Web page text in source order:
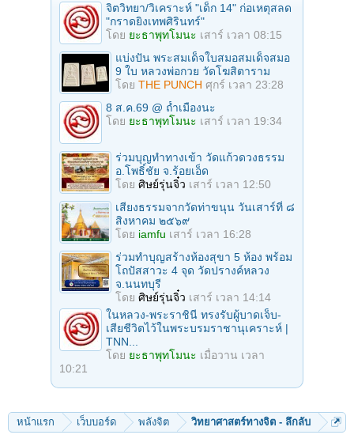
๑๔. วัดมหาธาตุยุวราชรังสฤษฎ์
เลขที่ ๓ ท่าพระจันทร์ แขวงพระบรมมหาราชวัง เขตพระนคร กรุงเทพฯ
แนวปฏิบัติ ตามแนวสติปัฏฐาน ๔ ใช้คำบริกรรม “ยุบหนอ พองหนอ”
สถานที่ปฏิบัติ คณะ ๕ สำนักงานกลาง กองการวิปัสสนาธุระ
เปิดทุกวัน สอนเดินจงกรมและนั่งสมาธิ
เช้า ๐๗.๐๐ – ๑๐.๐๐ น. กลางวัน ๑๓.๐๐ – ๑๖.๐๐ น. เย็น ๑๘.๐๐ – ๑๙.๐๐ น.
๑๕. วัดอินทรวิหาร
อาคารปฏิบัติธรรม “เฉลิมพระเกียรติ” วัดอินทรวิหาร บางขุนพรหม
กรุงเทพฯ ๑๐๒๐๐ โทร. ๖๒๘-๕๕๕๐-๒
แนวการปฏิบัติ แนวหลักสูตรของคุณแม่สิริ กรินชัย ๘ วัน ๗ คืน หรือ ๔ วัน ๓
เป็นสถานที่ปฏิบัติธรรมขยายผล จากผู้ปฏิบัติธรรมกับคุณแม่สิริ กรินชัย
เป็นอาคารทันสมัย ๕ ชั้น จุได้ประมาณ ๕๐๐ คน
๑๖. สำนักงานพุทธมณฑล
พุทธมณฑล ถ. พุทธมณฑลสาย ๔ ต. ศาลายา อ. พุทธมณฑล จ. นครปฐม
โทร. ๔๔๑-๙๐๐๙, ๔๔๑-๙๐๑๒
แนวปฏิบัติ สติปัฏฐาน ๔ กำหนดรู้อารมณ์ บริกรรม “ยุบหนอ พองหนอ”
สถานที่ปฏิบัติ ชั้น ๒ ของหอประชุม มีเครื่องปรับอากาศ ห้องนอน
มีเครื่องนอน เช่น หมอน มุ้ง ผ้าห่มให้พร้อม หรือนำไปเองก็ได้ ทานอาหาร ๒
๑๗. ศูนย์วิปัสสนายุวพุทธฯ เฉลิมพระเกียรติ
คลองสาม จ. ปทุมธานี โทร. ๙๘๖-๖๔๐๔-๕
เป็นสาขาของยุวพุทธิกสมาคมแห่งประเทศไทย – ภาษีเจริญ
๑๘. วัดอโศการาม
สมุทรปราการ
บริเวณกว้างขวาง มีสระน้ำใหญ่ในบริเวณวัด
กุฏิพระ แม่ชี และที่พักแยกเป็นสัดส่วนเรียงรายรอบวัดเป็นร้อย ๆ หลัง
จิตวิทยา/วิเคราะห์ "เด็ก 14" ก่อเหตุสลด
"กราดยิงเทพศิรินทร์"
โดย ยะธาพุทโมนะ เสาร์ เวลา 08:15
แบ่งปัน พระสมเด็จใบสมอสมเด็จสมอ
9 ใบ หลวงพ่อกวย วัดโฆสิตาราม
โดย THE PUNCH ศุกร์ เวลา 23:28
8 ส.ค.69 @ ถ้ำเมืองนะ
โดย ยะธาพุทโมนะ เสาร์ เวลา 19:34
ร่วมบุญทําทางเข้า วัดแก้วดวงธรรม
อ.โพธิ์ชัย จ.ร้อยเอ็ด
โดย ศิษย์รุ่นจิ๋ว เสาร์ เวลา 12:50
เสียงธรรมจากวัดท่าขนุน วันเสาร์ที่ ๘
สิงหาคม ๒๕๖๙
โดย iamfu เสาร์ เวลา 16:28
ร่วมทําบุญสร้างห้องสุขา 5 ห้อง พร้อม
โถปัสสาวะ 4 จุด วัดปรางค์หลวง
จ.นนทบุรี
โดย ศิษย์รุ่นจิ๋ว เสาร์ เวลา 14:14
ในหลวง-พระราชินี ทรงรับผู้บาดเจ็บ-
เสียชีวิตไว้ในพระบรมราชานุเคราะห์ |
TNN...
โดย ยะธาพุทโมนะ เมื่อวาน เวลา
10:21
หน้าแรก เว็บบอร์ด พลังจิต วิทยาศาสตร์ทางจิต - ลึกลับ